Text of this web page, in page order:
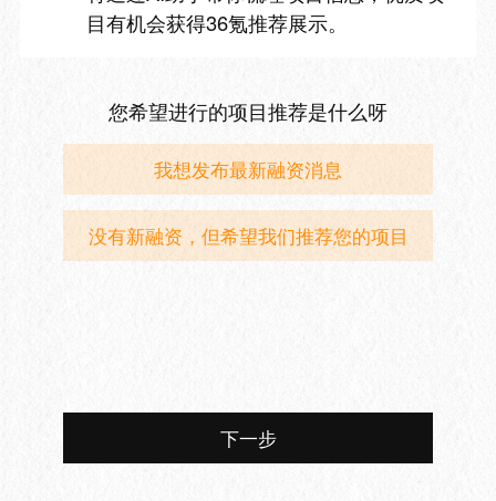
目有机会获得36氪推荐展示。
您希望进行的项目推荐是什么呀
我想发布最新融资消息
没有新融资，但希望我们推荐您的项目
下一步